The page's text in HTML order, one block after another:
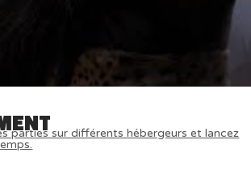
parties sur différents hébergeurs et lancez